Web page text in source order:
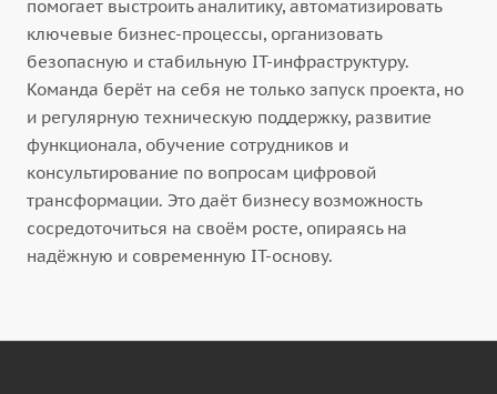
помогает выстроить аналитику, автоматизировать
ключевые бизнес-процессы, организовать
безопасную и стабильную IT-инфраструктуру.
Команда берёт на себя не только запуск проекта, но
и регулярную техническую поддержку, развитие
функционала, обучение сотрудников и
консультирование по вопросам цифровой
трансформации. Это даёт бизнесу возможность
сосредоточиться на своём росте, опираясь на
надёжную и современную IT-основу.